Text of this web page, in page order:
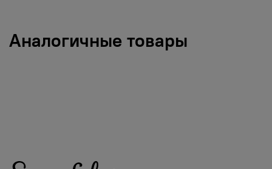
Аналогичные товары